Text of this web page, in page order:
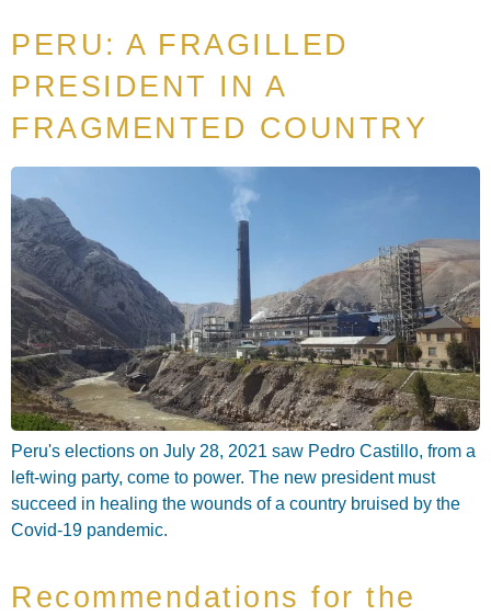
PERU: A FRAGILLED
PRESIDENT IN A
FRAGMENTED COUNTRY
Peru's elections on July 28, 2021 saw Pedro Castillo, from a
left-wing party, come to power. The new president must
succeed in healing the wounds of a country bruised by the
Covid-19 pandemic.
Recommendations for the